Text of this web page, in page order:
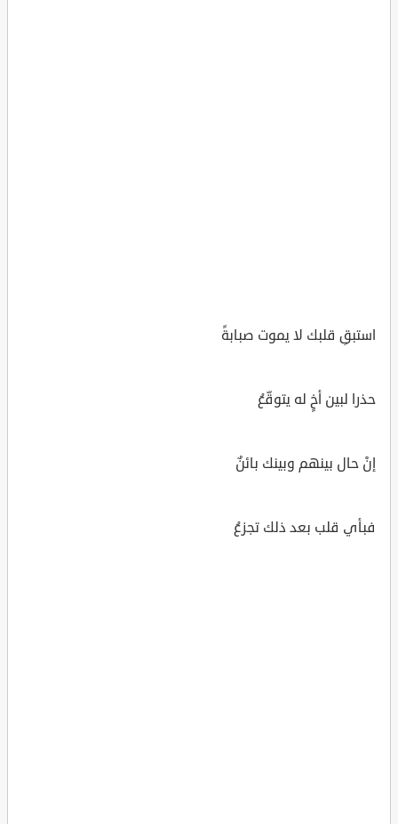
استبقِ قلبك لا يموت صبابةً
حذرا لبين أخٍ له يتوقّعُ
إنْ حال بينهم وبينك بائنٌ
فبأي قلب بعد ذلك تجزعُ